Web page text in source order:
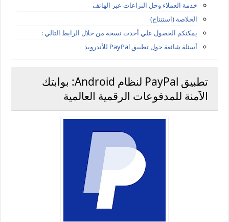
خدمة العملاء وحل النزاعات عبر الهاتف
الخلاصة (استنتاج)
يمكنكم الحصول علي أحدث نسخة من خلال الرابط التالي :
أسئلة شائعة حول تطبيق PayPal للأندرويد
تطبيق PayPal لنظام Android: بوابتك
الآمنة للمدفوعات الرقمية العالمية